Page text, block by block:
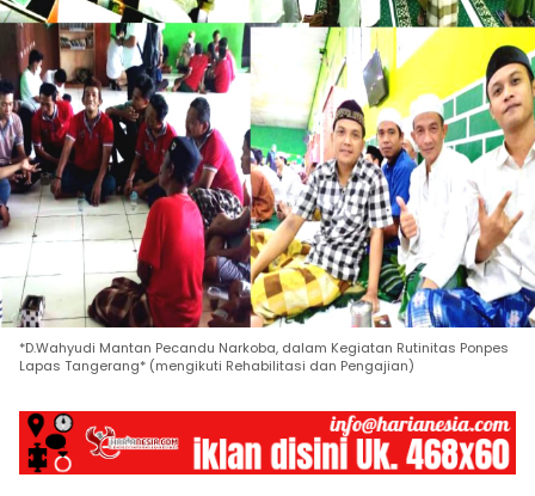
*D.Wahyudi Mantan Pecandu Narkoba, dalam Kegiatan Rutinitas Ponpes
Lapas Tangerang* (mengikuti Rehabilitasi dan Pengajian)